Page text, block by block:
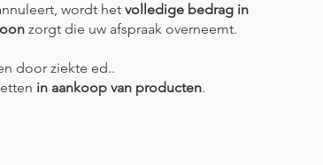
wordt het volledige bedrag in
zorgt die uw afspraak overneemt.
door ziekte ed..
in aankoop van producten.